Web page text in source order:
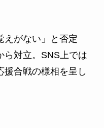
えがない」と否定
ら対立。SNS上では
援合戦の様相を呈し